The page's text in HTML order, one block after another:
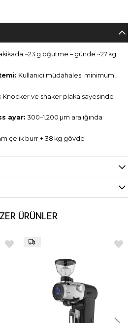
~23 g öğütme – günde ~27 kg
Kullanıcı müdahalesi minimum,
Knocker ve shaker plaka sayesinde
ayar: 300–1.200 µm aralığında
çelik burr + 38 kg gövde
ÜRÜNLER